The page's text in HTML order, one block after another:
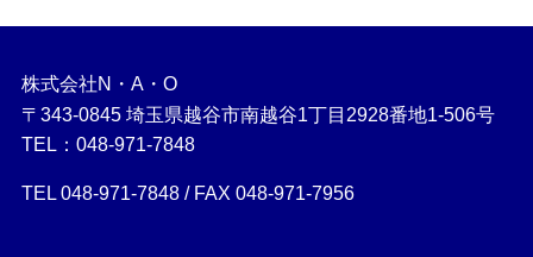
株式会社N・A・O
〒343-0845 埼玉県越谷市南越谷1丁目2928番地1-506号
TEL：048-971-7848
TEL 048-971-7848 / FAX 048-971-7956